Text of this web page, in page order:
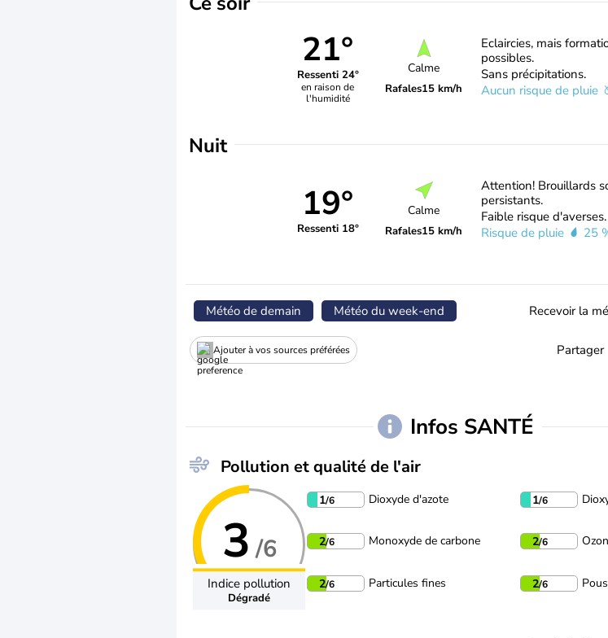
21°
Ressenti 24°
en raison de
l'humidité
Calme
Rafales15 km/h
Eclaircies, mais
possibles.
Sans précipitations.
Aucun risque de pluie
Nuit
19°
Ressenti 18°
Calme
Rafales15 km/h
Attention! Brouillards
persistants.
Faible risque d'averses.
Risque de pluie
25
Météo de demain Météo du week-end Recevoir la
Ajouter à vos sources préférées Partager
Infos SANTÉ
Pollution et qualité de l'air
3 /6
Indice pollution
Dégradé
1/6 Dioxyde d'azote 1/6
2/6 Monoxyde de carbone 2/6
2/6 Particules fines 2/6